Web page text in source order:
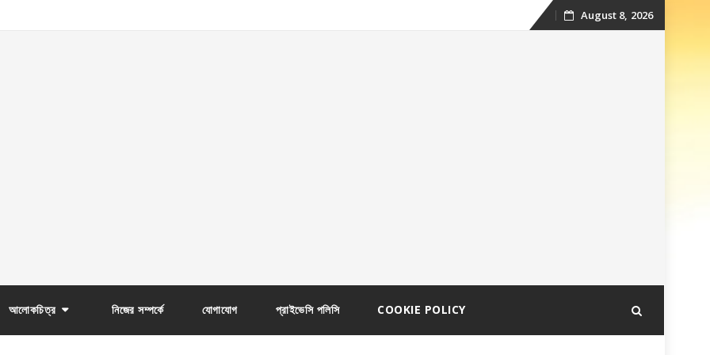
Skip
August 8, 2026
আলোকচিত্র নিজের সম্পর্কে যোগাযোগ প্রাইভেসি পলিসি COOKIE POLICY